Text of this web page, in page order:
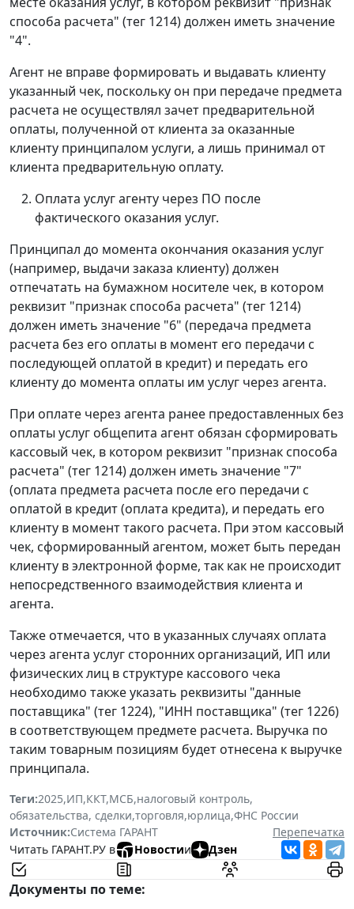
способа расчета" (тег 1214) должен иметь значение
"4".
Агент не вправе формировать и выдавать клиенту
указанный чек, поскольку он при передаче предмета
расчета не осуществлял зачет предварительной
оплаты, полученной от клиента за оказанные
клиенту принципалом услуги, а лишь принимал от
клиента предварительную оплату.
Оплата услуг агенту через ПО после
фактического оказания услуг.
Принципал до момента окончания оказания услуг
(например, выдачи заказа клиенту) должен
отпечатать на бумажном носителе чек, в котором
реквизит "признак способа расчета" (тег 1214)
должен иметь значение "6" (передача предмета
расчета без его оплаты в момент его передачи с
последующей оплатой в кредит) и передать его
клиенту до момента оплаты им услуг через агента.
При оплате через агента ранее предоставленных без
оплаты услуг общепита агент обязан сформировать
кассовый чек, в котором реквизит "признак способа
расчета" (тег 1214) должен иметь значение "7"
(оплата предмета расчета после его передачи с
оплатой в кредит (оплата кредита), и передать его
клиенту в момент такого расчета. При этом кассовый
чек, сформированный агентом, может быть передан
клиенту в электронной форме, так как не происходит
непосредственного взаимодействия клиента и
агента.
Также отмечается, что в указанных случаях оплата
через агента услуг сторонних организаций, ИП или
физических лиц в структуре кассового чека
необходимо также указать реквизиты "данные
поставщика" (тег 1224), "ИНН поставщика" (тег 1226)
в соответствующем предмете расчета. Выручка по
таким товарным позициям будет отнесена к выручке
принципала.
Теги:2025,ИП,ККТ,МСБ,налоговый контроль,
обязательства, сделки,торговля,юрлица,ФНС России
Источник:Система ГАРАНТ
Перепечатка
Читать ГАРАНТ.РУ в
Новостии Дзен
Документы по теме: